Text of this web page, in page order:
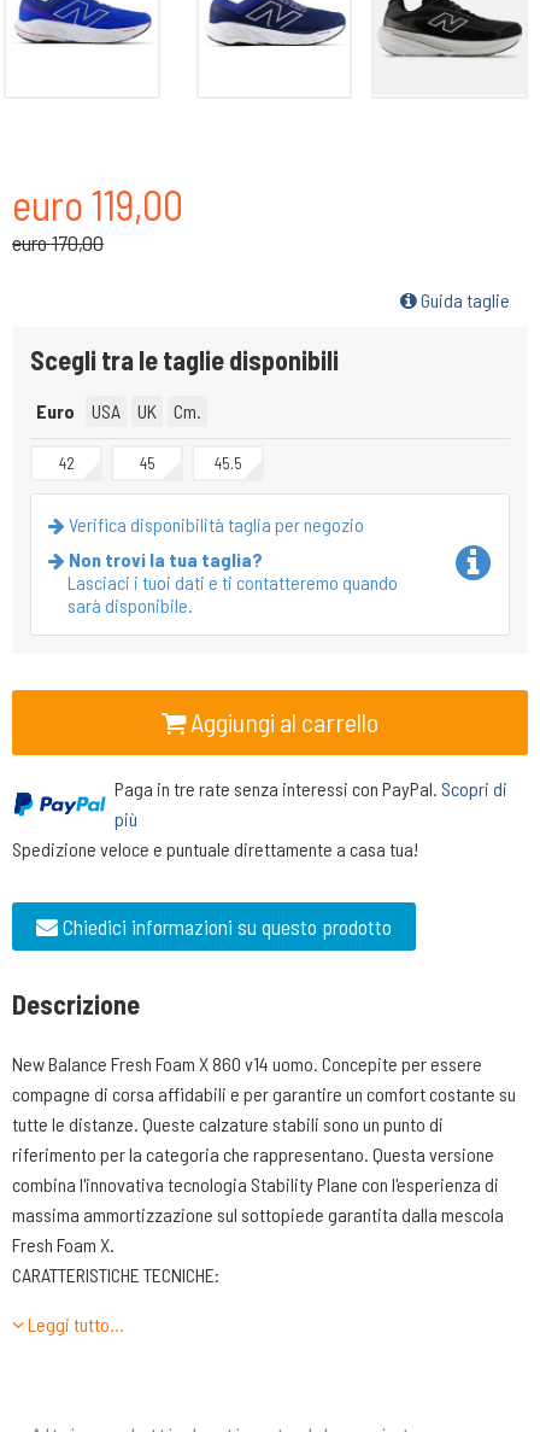
euro 119,00
euro 170,00
Guida taglie
Scegli tra le taglie disponibili
Euro USA UK Cm.
42 45 45.5
Verifica disponibilità taglia per negozio
Non trovi la tua taglia?
Lasciaci i tuoi dati e ti contatteremo quando
sarà disponibile.
Aggiungi al carrello
Paga in tre rate senza interessi con PayPal. Scopri di
più
Spedizione veloce e puntuale direttamente a casa tua!
Chiedici informazioni su questo prodotto
Descrizione
New Balance Fresh Foam X 860 v14 uomo. Concepite per essere
compagne di corsa affidabili e per garantire un comfort costante su
tutte le distanze. Queste calzature stabili sono un punto di
riferimento per la categoria che rappresentano. Questa versione
combina l'innovativa tecnologia Stability Plane con l'esperienza di
massima ammortizzazione sul sottopiede garantita dalla mescola
Fresh Foam X.
CARATTERISTICHE TECNICHE:
parte laterale è arricchita da inserti termoplastici che servono a dare
da un’applicazione termoplastica.
Leggi tutto…